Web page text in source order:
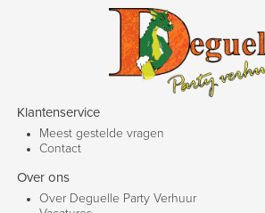
Klantenservice
Meest gestelde vragen
Contact
Over ons
Over Deguelle Party Verhuur